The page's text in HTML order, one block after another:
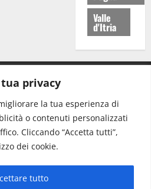
privacy
la tua esperienza di
o contenuti personalizzati
Cliccando “Accetta tutti”,
dei cookie.
tutto
Valle
d'Itria